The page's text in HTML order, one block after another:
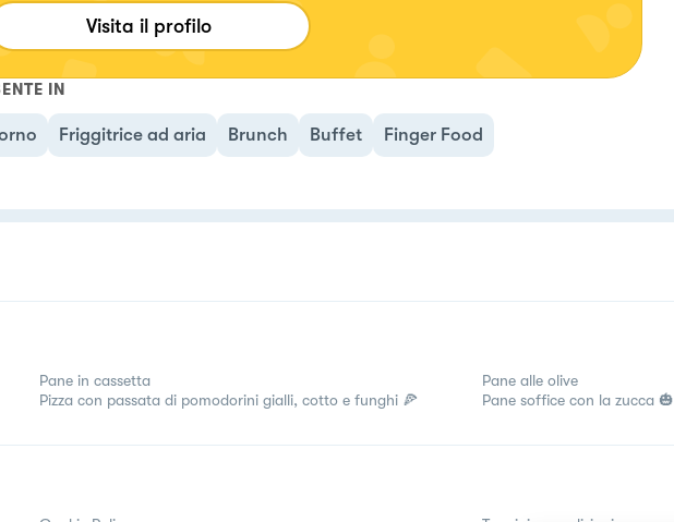
Visita il profilo
IN
Friggitrice ad aria Brunch Buffet Finger Food
Pane in cassetta
Pizza con passata di pomodorini gialli, cotto e funghi 🍕
Pane alle olive
Pane soffice con la zucca 🎃